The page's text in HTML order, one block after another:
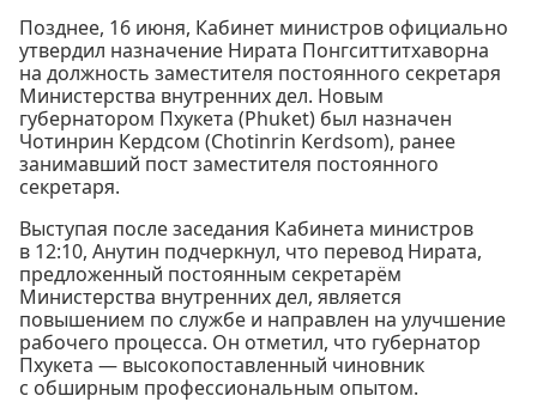
Позднее, 16 июня, Кабинет министров официально
утвердил назначение Нирата Понгситтитхаворна
на должность заместителя постоянного секретаря
Министерства внутренних дел. Новым
губернатором Пхукета (Phuket) был назначен
Чотинрин Кердсом (Chotinrin Kerdsom), ранее
занимавший пост заместителя постоянного
секретаря.
Выступая после заседания Кабинета министров
в 12:10, Анутин подчеркнул, что перевод Нирата,
предложенный постоянным секретарём
Министерства внутренних дел, является
повышением по службе и направлен на улучшение
рабочего процесса. Он отметил, что губернатор
Пхукета — высокопоставленный чиновник
с обширным профессиональным опытом.